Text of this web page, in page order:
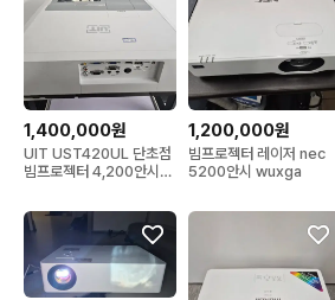
1,400,000원
UIT UST420UL 단초점
빔프로젝터 4,200안시
1,200,000원
빔프로젝터 레이저 nec
5200안시 wuxga